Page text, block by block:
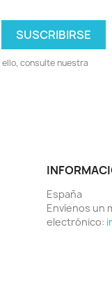
consulte nuestra
España
Envíenos un
electrónico: